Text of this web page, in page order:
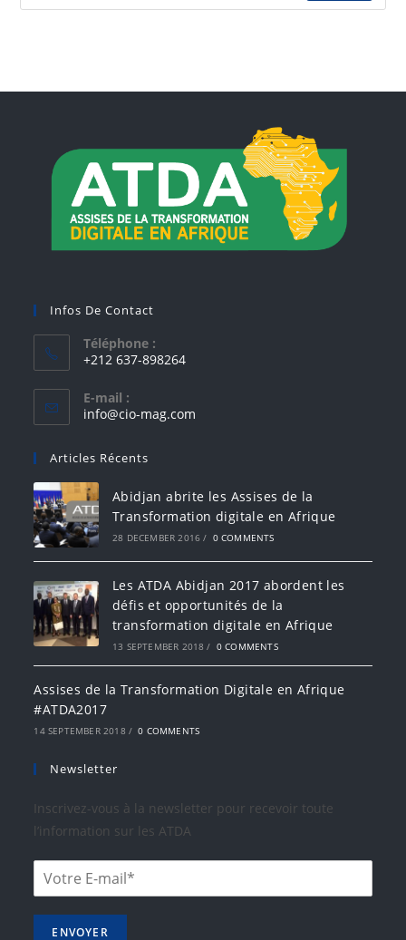
Infos De Contact
Téléphone :
+212 637-898264
E-mail :
info@cio-mag.com
Articles Récents
Abidjan abrite les Assises de la
Transformation digitale en Afrique
28 DECEMBER 2016 / 0 COMMENTS
Les ATDA Abidjan 2017 abordent les
défis et opportunités de la
transformation digitale en Afrique
13 SEPTEMBER 2018 / 0 COMMENTS
Assises de la Transformation Digitale en Afrique
#ATDA2017
14 SEPTEMBER 2018 / 0 COMMENTS
Newsletter
Inscrivez-vous à la newsletter pour recevoir toute
l’information sur les ATDA
ENVOYER